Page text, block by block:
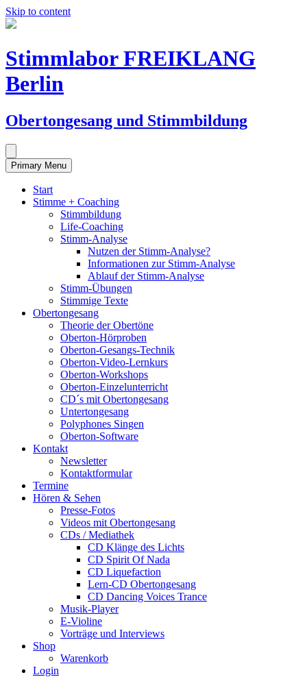
Skip to content
Stimmlabor FREIKLANG
Berlin
Obertongesang und Stimmbildung
Primary Menu
Start
Stimme + Coaching
Stimmbildung
Life-Coaching
Stimm-Analyse
Nutzen der Stimm-Analyse?
Informationen zur Stimm-Analyse
Ablauf der Stimm-Analyse
Stimm-Übungen
Stimmige Texte
Obertongesang
Theorie der Obertöne
Oberton-Hörproben
Oberton-Gesangs-Technik
Oberton-Video-Lernkurs
Oberton-Workshops
Oberton-Einzelunterricht
CD´s mit Obertongesang
Untertongesang
Polyphones Singen
Oberton-Software
Kontakt
Newsletter
Kontaktformular
Termine
Hören & Sehen
Presse-Fotos
Videos mit Obertongesang
CDs / Mediathek
CD Klänge des Lichts
CD Spirit Of Nada
CD Liquefaction
Lern-CD Obertongesang
CD Dancing Voices Trance
Musik-Player
E-Violine
Vorträge und Interviews
Shop
Warenkorb
Login